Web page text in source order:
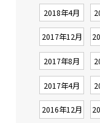
2018年4月
2017年12月
2017年8月
2017年4月
2016年12月